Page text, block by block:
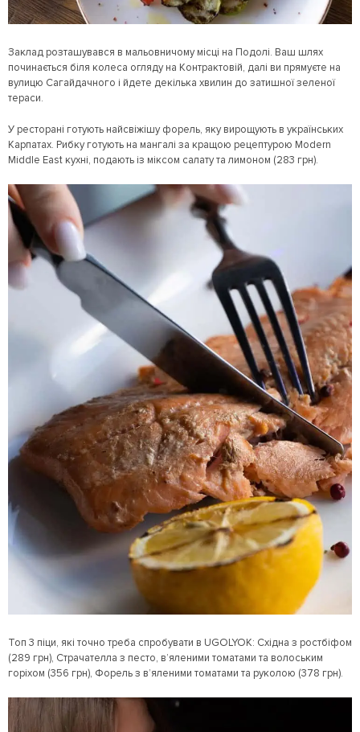
Заклад розташувався в мальовничому місці на Подолі. Ваш шлях
починається біля колеса огляду на Контрактовій, далі ви прямуєте на
вулицю Сагайдачного і йдете декілька хвилин до затишної зеленої
тераси.
У ресторані готують найсвіжішу форель, яку вирощують в українських
Карпатах. Рибку готують на мангалі за кращою рецептурою Modern
Middle East кухні, подають із міксом салату та лимоном (283 грн).
Топ 3 піци, які точно треба спробувати в UGOLYOK: Східна з ростбіфом
(289 грн), Страчателла з песто, в’яленими томатами та волоським
горіхом (356 грн), Форель з в’яленими томатами та руколою (378 грн).